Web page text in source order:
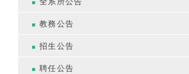
教務公告
招生公告
聘任公告